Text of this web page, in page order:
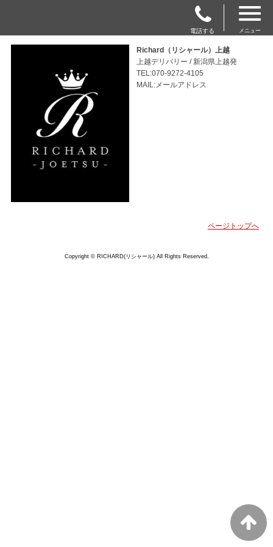
電話する メニュー
Richard（リシャール）上越
上越デリバリー / 新潟県上越発
TEL:070-9272-4105
MAIL:メールアドレス
ページトップへ
Copyright © RICHARD(リシャール) All Rights Reserved.